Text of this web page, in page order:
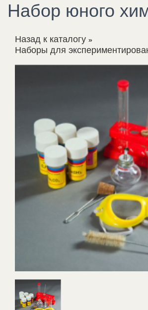
Набор юного
Назад к каталогу
Наборы для